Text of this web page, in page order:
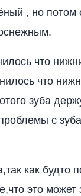
, но потом
что
что
зуба
с
как будто
это